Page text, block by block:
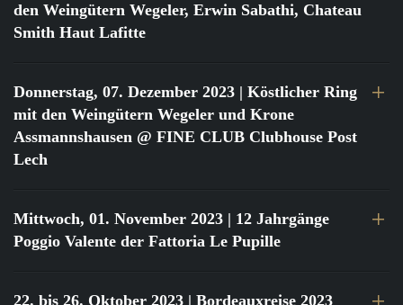
den Weingütern Wegeler, Erwin Sabathi, Chateau
Smith Haut Lafitte
Donnerstag, 07. Dezember 2023 | Köstlicher Ring
mit den Weingütern Wegeler und Krone
Assmannshausen @ FINE CLUB Clubhouse Post
Lech
Mittwoch, 01. November 2023 | 12 Jahrgänge
Poggio Valente der Fattoria Le Pupille
22. bis 26. Oktober 2023 | Bordeauxreise 2023